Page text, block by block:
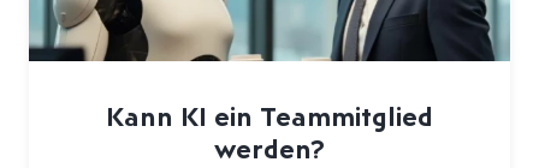
Kann KI ein Teammitglied
werden?